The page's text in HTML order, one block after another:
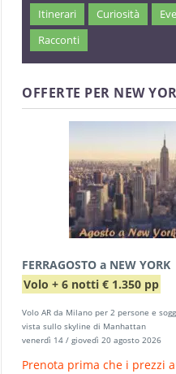
Itinerari Curiosità
Racconti
OFFERTE PER NEW
FERRAGOSTO a NEW YORK
Volo + 6 notti € 1.350 pp
Volo AR da Milano per 2 persone e
vista sullo skyline di Manhattan
venerdì 14 / giovedì 20 agosto 2026
Prenota prima che i prezzi